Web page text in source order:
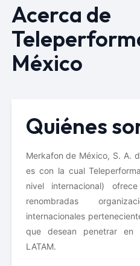
Acerca de
México
Quiénes
Merkafon de México, S. A.
es con la cual
nivel internacional)
renombradas
internacionales
que desean penetrar en
LATAM.